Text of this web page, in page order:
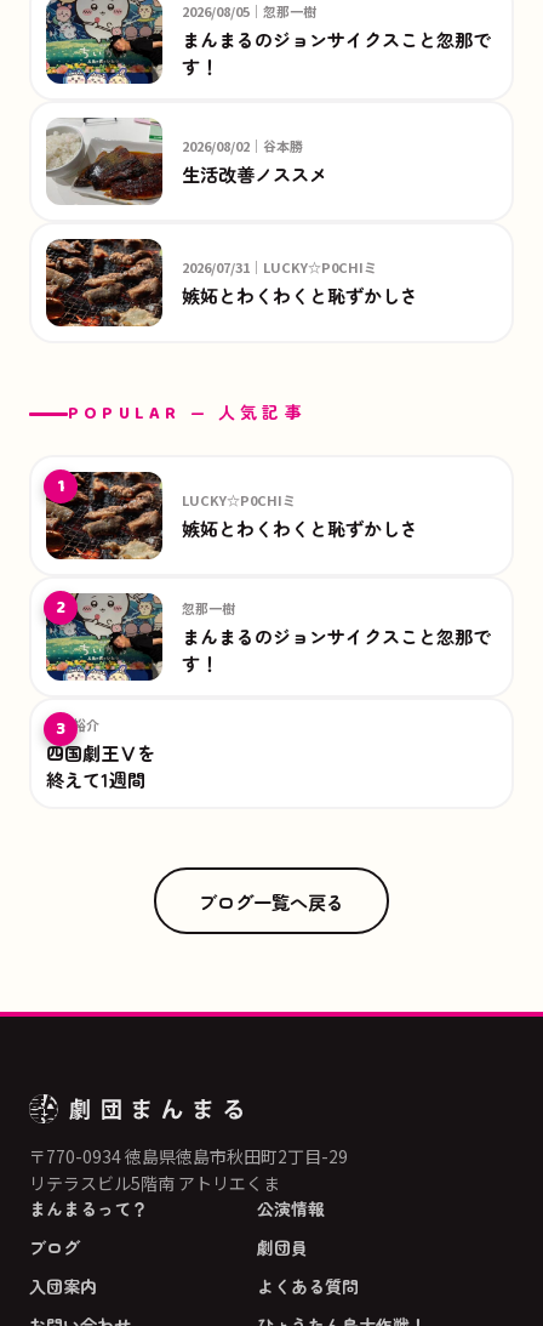
2026/08/05｜忽那一樹
まんまるのジョンサイクスこと忽那で
す！
2026/08/02｜谷本勝
生活改善ノススメ
2026/07/31｜LUCKY☆P0CHIミ
嫉妬とわくわくと恥ずかしさ
POPULAR — 人気記事
1 LUCKY☆P0CHIミ
嫉妬とわくわくと恥ずかしさ
2 忽那一樹
まんまるのジョンサイクスこと忽那で
す！
3
丸山裕介
四国劇王Ⅴを
終えて1週間
ブログ一覧へ戻る
〒770-0934 徳島県徳島市秋田町2丁目-29
リテラスビル5階南 アトリエくま
まんまるって？
公演情報
ブログ
劇団員
入団案内
よくある質問